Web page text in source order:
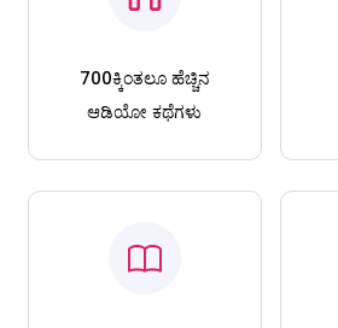
700ಕ್ಕಿಂತಲೂ ಹೆಚ್ಚಿನ
ಆಡಿಯೋ ಕಥೆಗಳು